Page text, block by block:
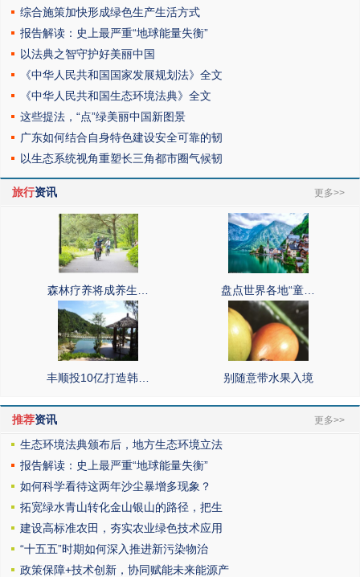
综合施策加快形成绿色生产生活方式
报告解读：史上最严重“地球能量失衡”
以法典之智守护好美丽中国
《中华人民共和国国家发展规划法》全文
《中华人民共和国生态环境法典》全文
这些提法，“点”绿美丽中国新图景
广东如何结合自身特色建设安全可靠的韧
以生态系统视角重塑长三角都市圈气候韧
旅行资讯 更多>>
森林疗养将成养生… 盘点世界各地“童…
丰顺投10亿打造韩… 别随意带水果入境
推荐资讯 更多>>
生态环境法典颁布后，地方生态环境立法
报告解读：史上最严重“地球能量失衡”
如何科学看待这两年沙尘暴增多现象？
拓宽绿水青山转化金山银山的路径，把生
建设高标准农田，夯实农业绿色技术应用
“十五五”时期如何深入推进新污染物治
政策保障+技术创新，协同赋能未来能源产